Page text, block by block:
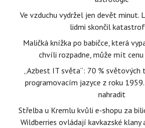
Ve vzduchu vydržel jen devět minut.
lidmi skončil
Maličká knížka po babičce, která
chvíli rozpadne, může mít
„Azbest IT světa“: 70 % světových
programovacím jazyce z roku
nahradit
Střelba u Kremlu kvůli e-shopu za
Wildberries ovládají kavkazské klany